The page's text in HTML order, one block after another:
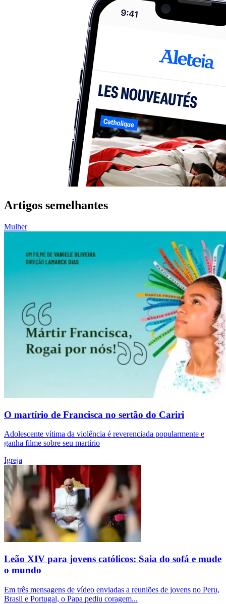
Artigos semelhantes
Mulher
O martírio de Francisca no sertão do Cariri
Adolescente vítima da violência é reverenciada popularmente e
ganha filme sobre seu martírio
Igreja
Leão XIV para jovens católicos: Saia do sofá e mude
o mundo
Em três mensagens de vídeo enviadas a reuniões de jovens no Peru,
Brasil e Portugal, o Papa pediu coragem...